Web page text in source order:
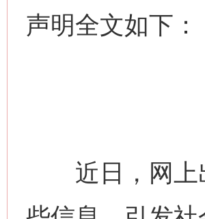
声明全文如下：
近日，网上出